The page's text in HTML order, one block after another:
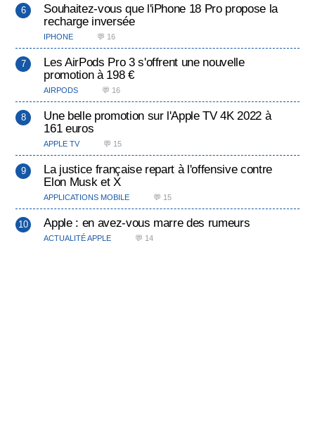
Souhaitez-vous que l'iPhone 18 Pro propose la
recharge inversée
IPHONE 💬 16
Les AirPods Pro 3 s'offrent une nouvelle
promotion à 198 €
AIRPODS 💬 16
Une belle promotion sur l'Apple TV 4K 2022 à
161 euros
APPLE TV 💬 15
La justice française repart à l'offensive contre
Elon Musk et X
APPLICATIONS MOBILE 💬 15
Apple : en avez-vous marre des rumeurs
ACTUALITÉ APPLE 💬 14